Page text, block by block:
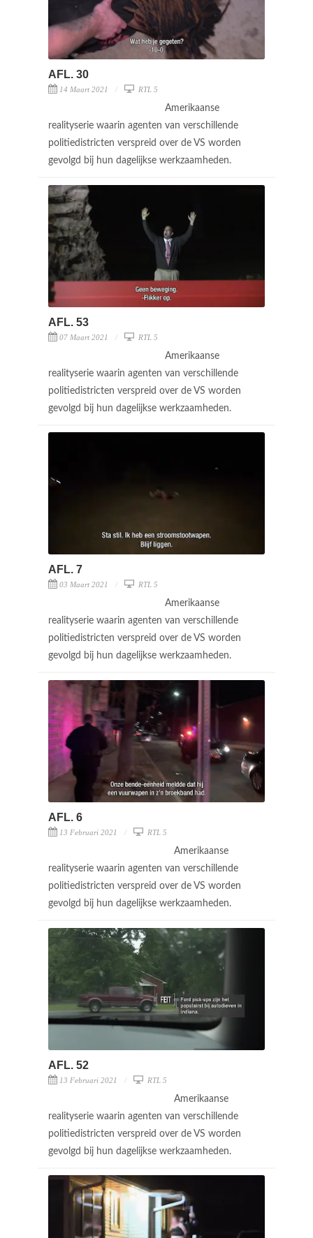
AFL. 30
14 Maart 2021 RTL 5
Amerikaanse
realityserie waarin agenten van verschillende
politiedistricten verspreid over de VS worden
gevolgd bij hun dagelijkse werkzaamheden.
AFL. 53
07 Maart 2021 RTL 5
Amerikaanse
realityserie waarin agenten van verschillende
politiedistricten verspreid over de VS worden
gevolgd bij hun dagelijkse werkzaamheden.
AFL. 7
03 Maart 2021 RTL 5
Amerikaanse
realityserie waarin agenten van verschillende
politiedistricten verspreid over de VS worden
gevolgd bij hun dagelijkse werkzaamheden.
AFL. 6
13 Februari 2021 RTL 5
Amerikaanse
realityserie waarin agenten van verschillende
politiedistricten verspreid over de VS worden
gevolgd bij hun dagelijkse werkzaamheden.
AFL. 52
13 Februari 2021 RTL 5
Amerikaanse
realityserie waarin agenten van verschillende
politiedistricten verspreid over de VS worden
gevolgd bij hun dagelijkse werkzaamheden.